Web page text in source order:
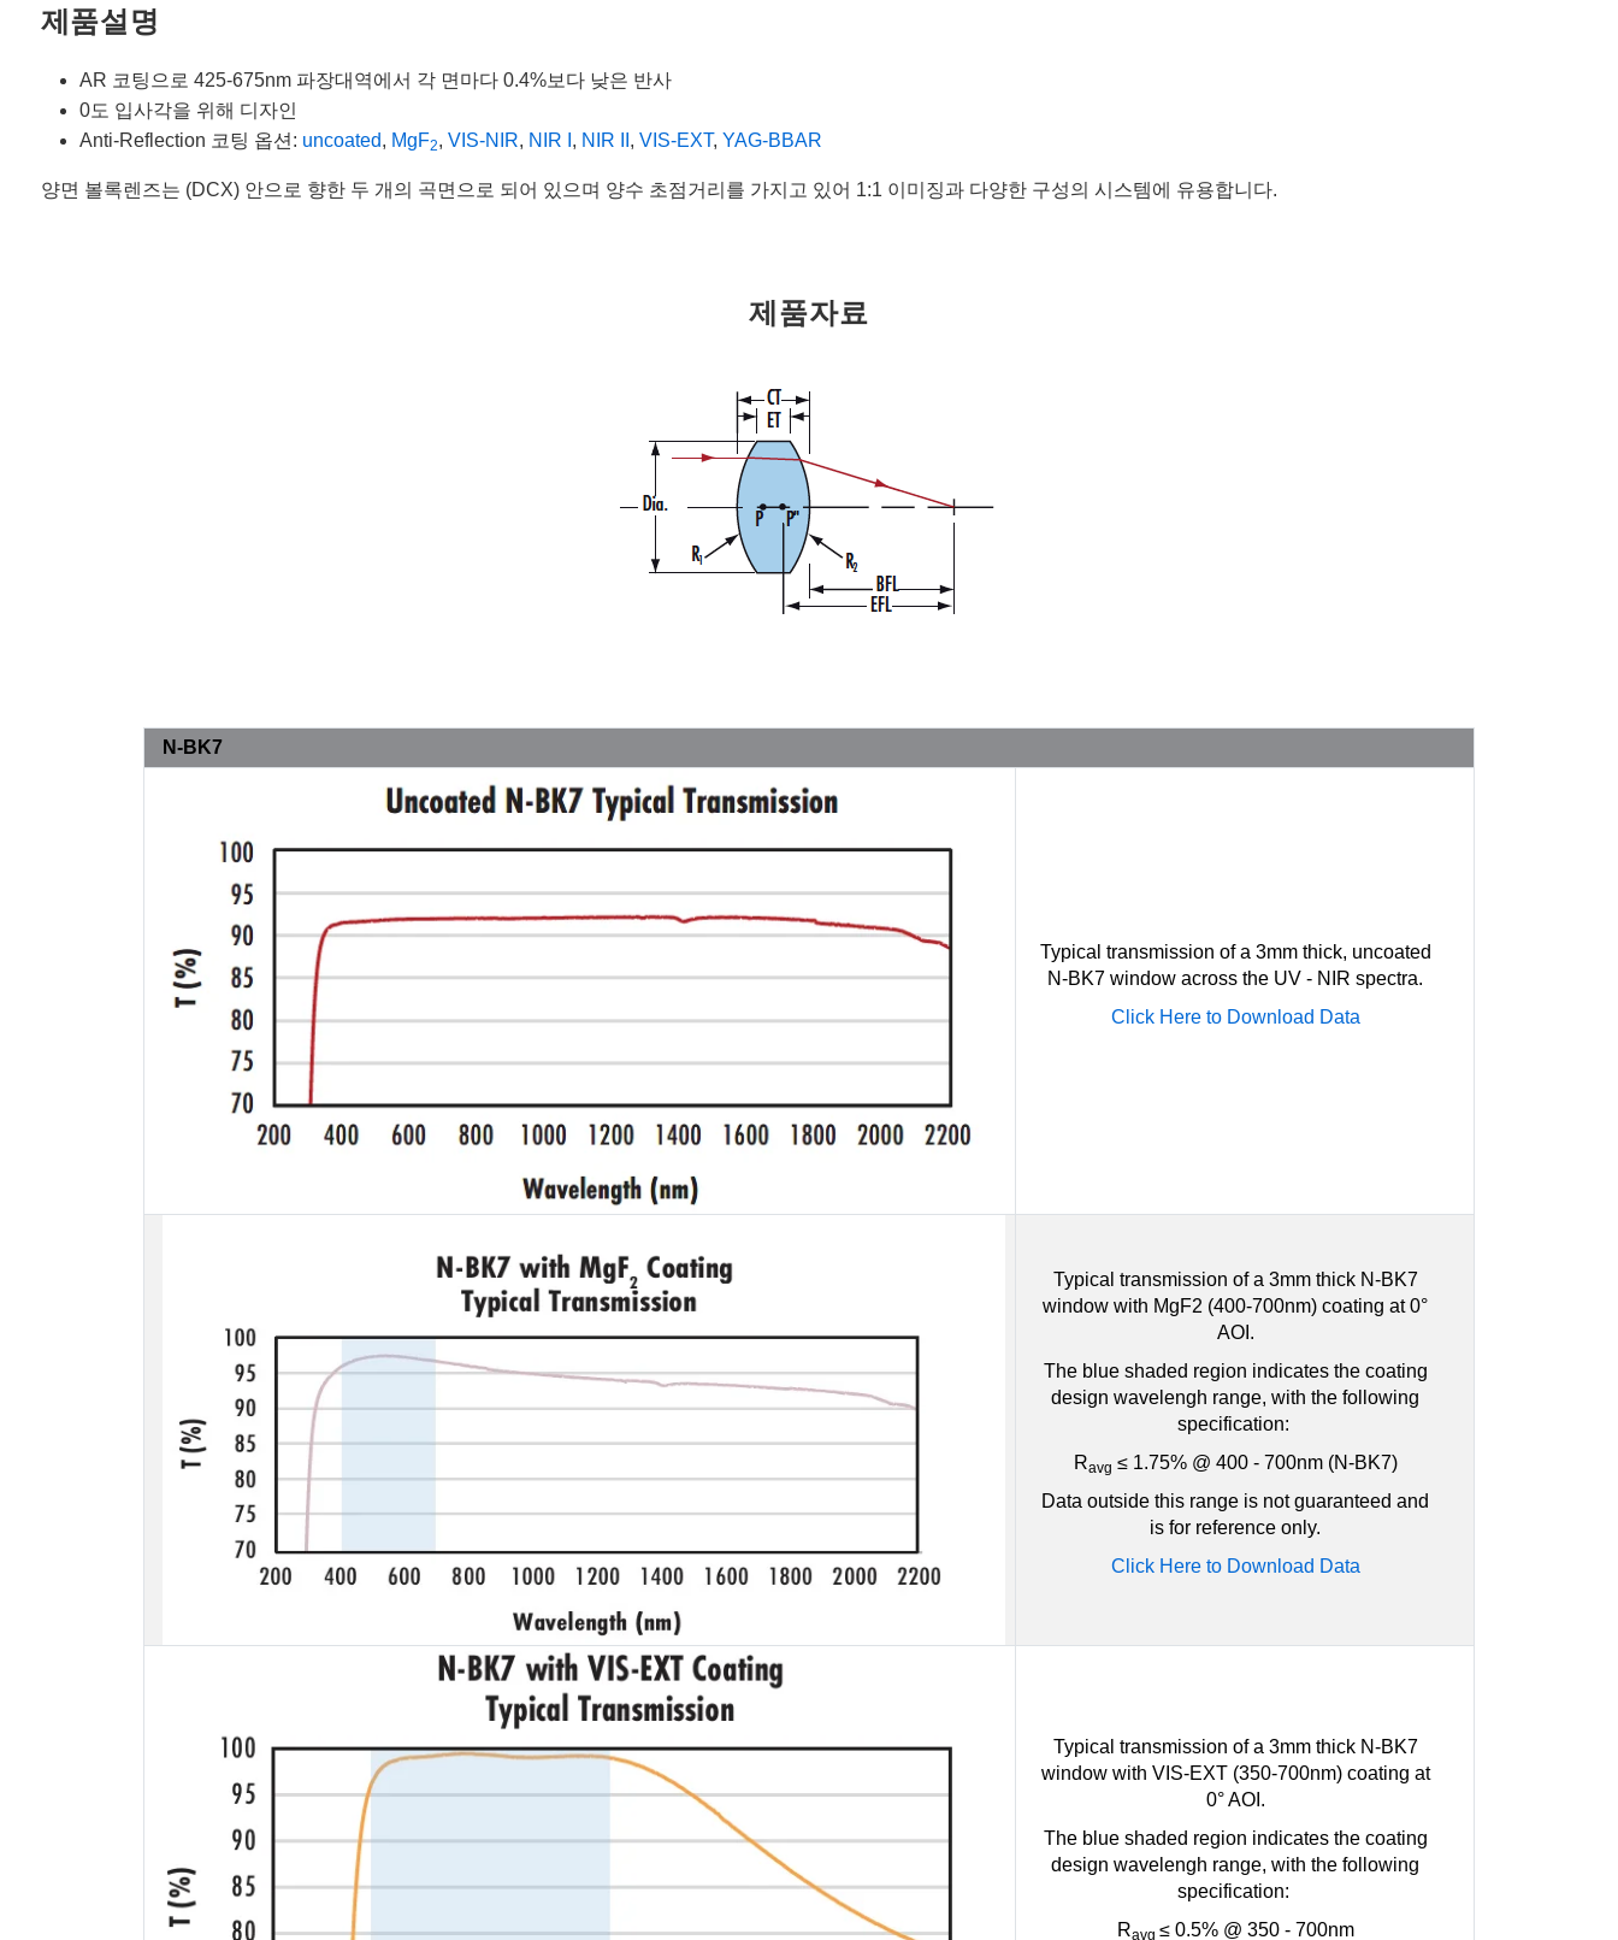
제품설명
AR 코팅으로 425-675nm 파장대역에서 각 면마다 0.4%보다 낮은 반사
0도 입사각을 위해 디자인
Anti-Reflection 코팅 옵션: uncoated, MgF2, VIS-NIR, NIR I , NIR II , VIS-EXT, YAG-BBAR
양면 볼록렌즈는 (DCX) 안으로 향한 두 개의 곡면으로 되어 있으며 양수 초점거리를 가지고 있어 1:1 이미징과 다양한 구성의 시스템에 유용합니다.
제품자료
N-BK7
Typical transmission of a 3mm thick, uncoated
N-BK7 window across the UV - NIR spectra.
Click Here to Download Data
Typical transmission of a 3mm thick N-BK7
window with MgF2 (400-700nm) coating at 0°
AOI.
The blue shaded region indicates the coating
design wavelengh range, with the following
specification:
Ravg ≤ 1.75% @ 400 - 700nm (N-BK7)
Data outside this range is not guaranteed and
is for reference only.
Click Here to Download Data
Typical transmission of a 3mm thick N-BK7
window with VIS-EXT (350-700nm) coating at
0° AOI.
The blue shaded region indicates the coating
design wavelengh range, with the following
specification:
Ravg ≤ 0.5% @ 350 - 700nm